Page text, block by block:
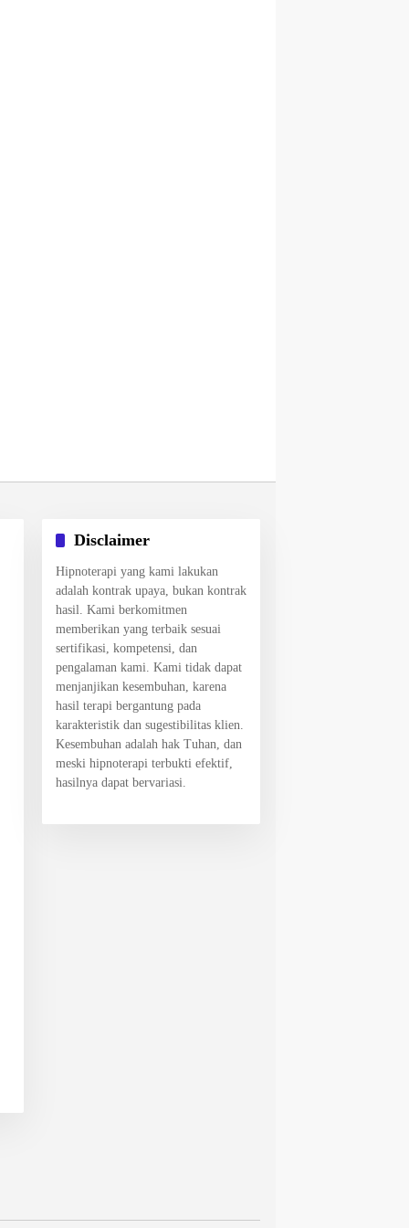
Disclaimer
Hipnoterapi yang kami lakukan
adalah kontrak upaya, bukan kontrak
hasil. Kami berkomitmen
memberikan yang terbaik sesuai
sertifikasi, kompetensi, dan
pengalaman kami. Kami tidak dapat
menjanjikan kesembuhan, karena
hasil terapi bergantung pada
karakteristik dan sugestibilitas klien.
Kesembuhan adalah hak Tuhan, dan
meski hipnoterapi terbukti efektif,
hasilnya dapat bervariasi.